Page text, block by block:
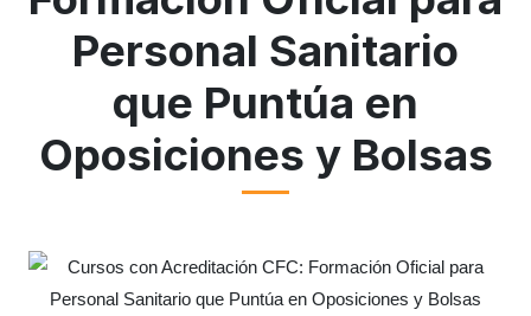
Personal Sanitario
que Puntúa en
Oposiciones y Bolsas